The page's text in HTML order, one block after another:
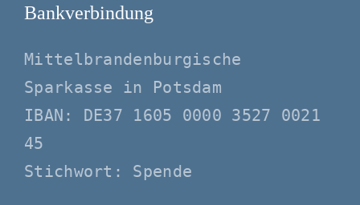
Bankverbindung
Mittelbrandenburgische
Sparkasse in Potsdam
IBAN: DE37 1605 0000 3527 0021
45
Stichwort: Spende